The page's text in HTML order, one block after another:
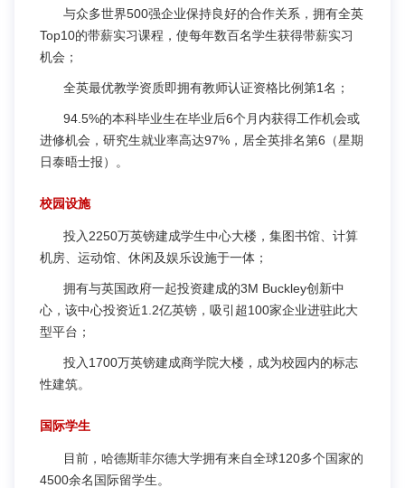
与众多世界500强企业保持良好的合作关系，拥有全英
Top10的带薪实习课程，使每年数百名学生获得带薪实习
机会；
全英最优教学资质即拥有教师认证资格比例第1名；
94.5%的本科毕业生在毕业后6个月内获得工作机会或
进修机会，研究生就业率高达97%，居全英排名第6（星期
日泰晤士报）。
校园设施
投入2250万英镑建成学生中心大楼，集图书馆、计算
机房、运动馆、休闲及娱乐设施于一体；
拥有与英国政府一起投资建成的3M Buckley创新中
心，该中心投资近1.2亿英镑，吸引超100家企业进驻此大
型平台；
投入1700万英镑建成商学院大楼，成为校园内的标志
性建筑。
国际学生
目前，哈德斯菲尔德大学拥有来自全球120多个国家的
4500余名国际留学生。